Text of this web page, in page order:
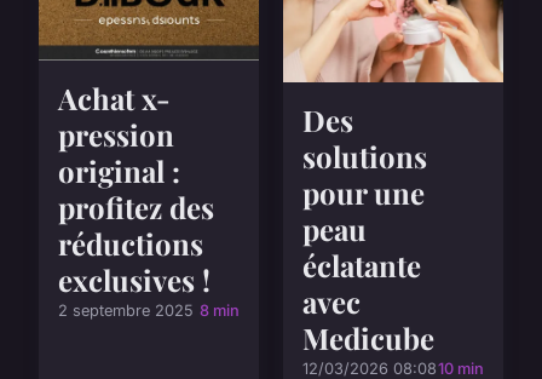
Achat x-
pression
original :
profitez des
réductions
exclusives !
2 septembre 2025 8 min
Des
solutions
pour une
peau
éclatante
avec
Medicube
12/03/2026 08:0810 min